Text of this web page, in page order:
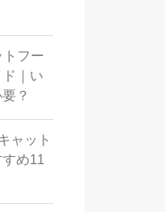
トフー
ド｜い
？
ャット
め11